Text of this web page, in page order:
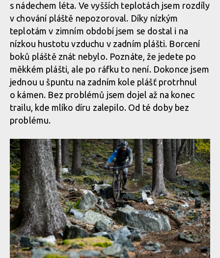
s nádechem léta. Ve vyšších teplotách jsem rozdíly
v chování pláště nepozoroval. Díky nízkým
teplotám v zimním období jsem se dostal i na
nízkou hustotu vzduchu v zadním plášti. Borcení
boků pláště znát nebylo. Poznáte, že jedete po
měkkém plášti, ale po ráfku to není. Dokonce jsem
jednou u špuntu na zadním kole plášť protrhnul
o kámen. Bez problémů jsem dojel až na konec
trailu, kde mlíko díru zalepilo. Od té doby bez
problému.